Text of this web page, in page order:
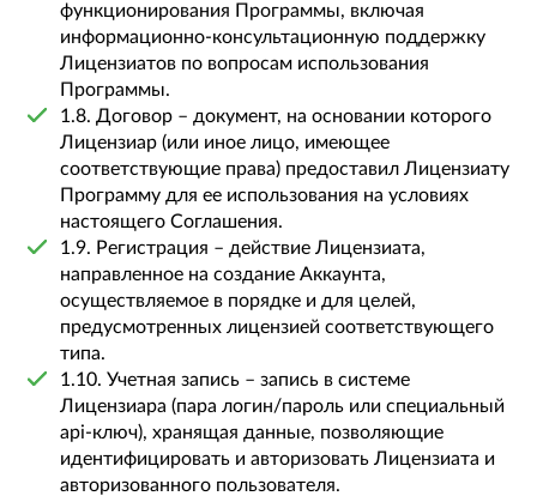
функционирования Программы, включая
информационно-консультационную поддержку
Лицензиатов по вопросам использования
Программы.
1.8. Договор – документ, на основании которого
Лицензиар (или иное лицо, имеющее
соответствующие права) предоставил Лицензиату
Программу для ее использования на условиях
настоящего Соглашения.
1.9. Регистрация – действие Лицензиата,
направленное на создание Аккаунта,
осуществляемое в порядке и для целей,
предусмотренных лицензией соответствующего
типа.
1.10. Учетная запись – запись в системе
Лицензиара (пара логин/пароль или специальный
api-ключ), хранящая данные, позволяющие
идентифицировать и авторизовать Лицензиата и
авторизованного пользователя.